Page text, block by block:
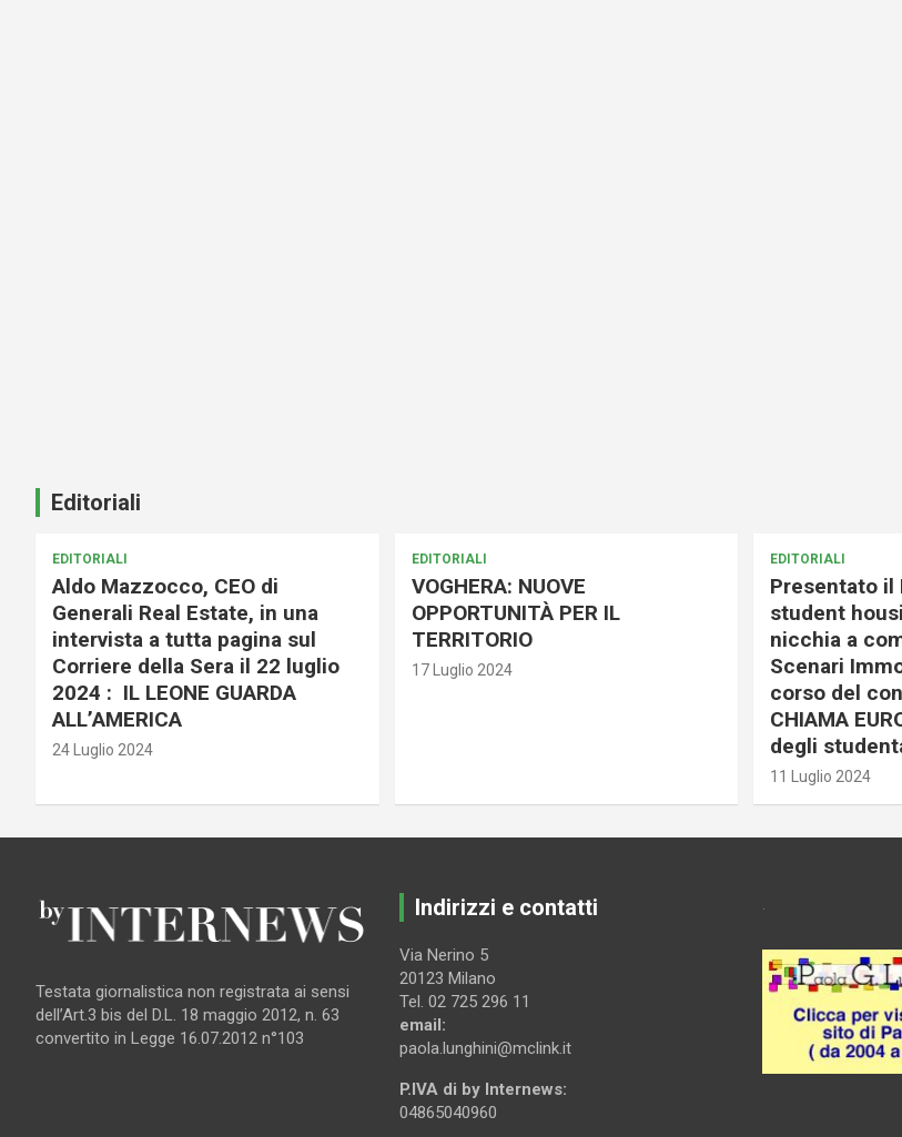
Editoriali
EDITORIALI
Aldo Mazzocco, CEO di
Generali Real Estate, in una
intervista a tutta pagina sul
Corriere della Sera il 22 luglio
2024 : IL LEONE GUARDA
ALL’AMERICA
24 Luglio 2024
EDITORIALI
VOGHERA: NUOVE
OPPORTUNITÀ PER IL
TERRITORIO
17 Luglio 2024
EDITORIALI
Presentato il
student
nicchia a
Scenari
corso del
CHIAMA
degli
11 Luglio 2024
Testata giornalistica non registrata ai sensi
dell’Art.3 bis del D.L. 18 maggio 2012, n. 63
convertito in Legge 16.07.2012 n°103
Indirizzi e contatti
Via Nerino 5
20123 Milano
Tel. 02 725 296 11
email:
paola.lunghini@mclink.it
P.IVA di by Internews:
04865040960
.